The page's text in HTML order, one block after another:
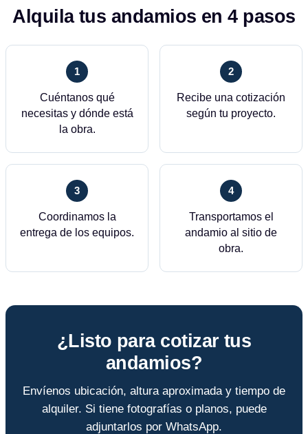
Alquila tus andamios en 4 pasos
1
Cuéntanos qué
necesitas y dónde está
la obra.
2
Recibe una cotización
según tu proyecto.
3
Coordinamos la
entrega de los equipos.
4
Transportamos el
andamio al sitio de
obra.
¿Listo para cotizar tus
andamios?
Envíenos ubicación, altura aproximada y tiempo de
alquiler. Si tiene fotografías o planos, puede
adjuntarlos por WhatsApp.